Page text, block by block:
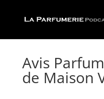
Avis
de Maison